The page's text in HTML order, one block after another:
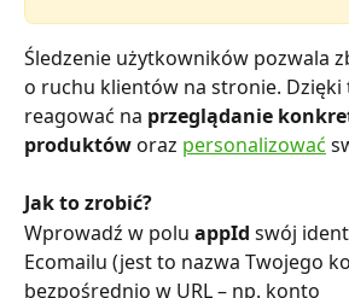
Śledzenie użytkowników pozwala
o ruchu klientów na stronie. Dzięki
reagować na przeglądanie
produktów oraz personalizować
Jak to zrobić?
Wprowadź w polu appId swój
Ecomailu (jest to nazwa Twojego
bezpośrednio w URL – np. konto